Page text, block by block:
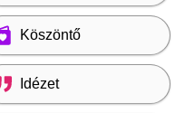
Köszöntő
Idézet